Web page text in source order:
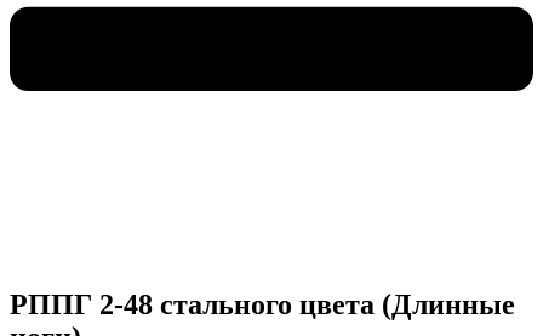
РППГ 2-48 стального цвета (Длинные